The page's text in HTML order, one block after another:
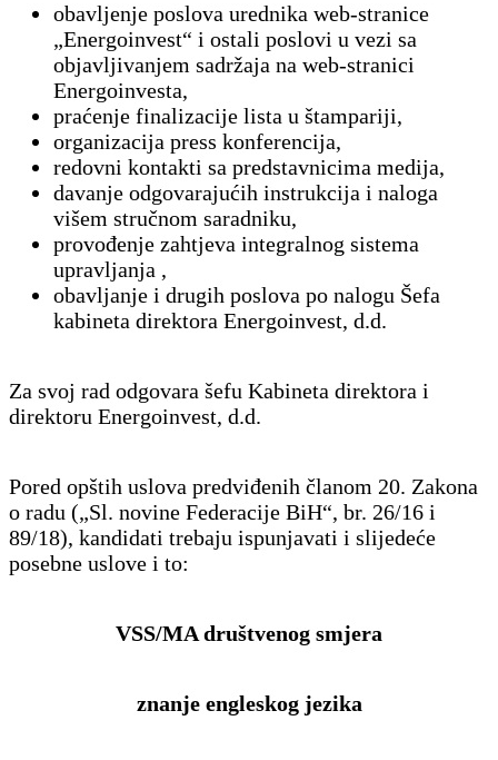
obavljenje poslova urednika web-stranice
„Energoinvest“ i ostali poslovi u vezi sa
objavljivanjem sadržaja na web-stranici
Energoinvesta,
praćenje finalizacije lista u štampariji,
organizacija press konferencija,
redovni kontakti sa predstavnicima medija,
davanje odgovarajućih instrukcija i naloga
višem stručnom saradniku,
provođenje zahtjeva integralnog sistema
upravljanja ,
obavljanje i drugih poslova po nalogu Šefa
kabineta direktora Energoinvest, d.d.
Za svoj rad odgovara šefu Kabineta direktora i
direktoru Energoinvest, d.d.
Pored opštih uslova predviđenih članom 20. Zakona
o radu („Sl. novine Federacije BiH“, br. 26/16 i
89/18), kandidati trebaju ispunjavati i slijedeće
posebne uslove i to:
VSS/MA društvenog smjera
znanje engleskog jezika